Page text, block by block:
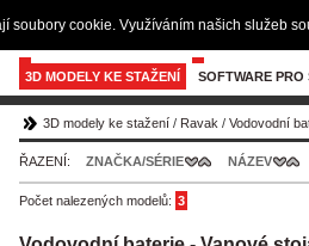
3D MODELY KE STAŽENÍ SOFTWARE PRO
3D modely ke stažení / Ravak / Vodovodní
ŘAZENÍ: ZNAČKA/SÉRIE NÁZEV
Počet nalezených modelů: 3
soubory cookie. Využíváním našich služeb